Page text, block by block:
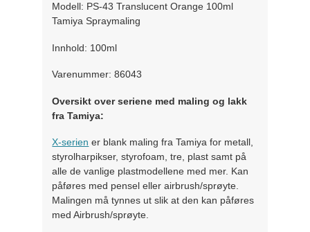
Modell: PS-43 Translucent Orange 100ml
Tamiya Spraymaling
Innhold: 100ml
Varenummer: 86043
Oversikt over seriene med maling og lakk
fra Tamiya:
X-serien er blank maling fra Tamiya for metall,
styrolharpikser, styrofoam, tre, plast samt på
alle de vanlige plastmodellene med mer. Kan
påføres med pensel eller airbrush/sprøyte.
Malingen må tynnes ut slik at den kan påføres
med Airbrush/sprøyte.